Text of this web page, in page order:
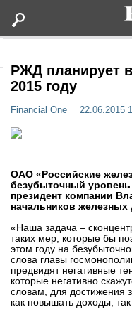
Статьи
Lifestyle
Новости
Интервью
РЖД планирует
2015 году
Financial One 22.06.2015
ОАО «Российские
безубыточный уровень
президент компании
начальников
«Наша задача –
таких мер, которые бы
этом году на
слова главы
предвидят негативные
которые негативно
словам, для достижения
как повышать доходы,